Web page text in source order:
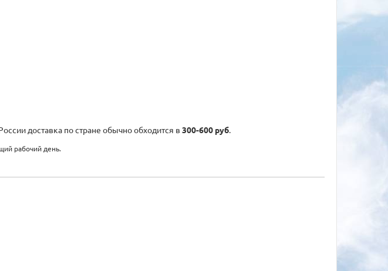
доставка по стране обычно обходится в 300-600 руб.
рабочий день.